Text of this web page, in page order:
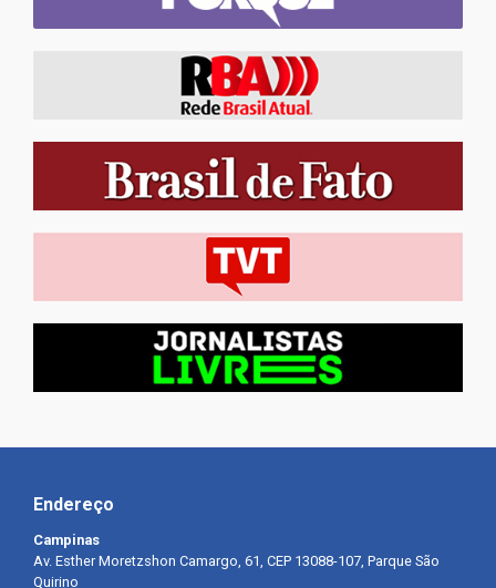
Endereço
Campinas
Av. Esther Moretzshon Camargo, 61, CEP 13088-107, Parque São
Quirino